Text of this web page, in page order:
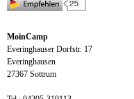
Anfahrt
News
MoinCamp
Everinghauser Dorfstr. 17
Everinghausen
27367 Sottrum